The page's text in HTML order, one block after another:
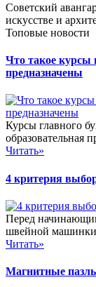
Советский
искусстве и
Топовые новости
Что такое курсы
предназначены
Курсы главного
образовательная
Читать»
4 критерия
Перед
швейной
Читать»
Магнитные